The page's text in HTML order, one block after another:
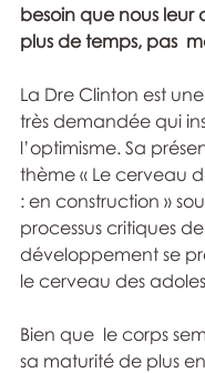
besoin que nous leur
plus de temps, pas
La Dre Clinton est
très demandée qui
l’optimisme. Sa
thème « Le cerveau
: en construction »
processus critiques de
développement se
le cerveau des
Bien que  le corps
sa maturité de plus